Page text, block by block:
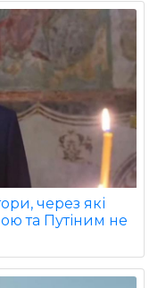
через які
та Путіним не